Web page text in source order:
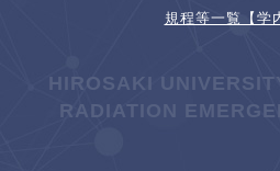
規程等一覧【学
HIROSAKI
RADIATION